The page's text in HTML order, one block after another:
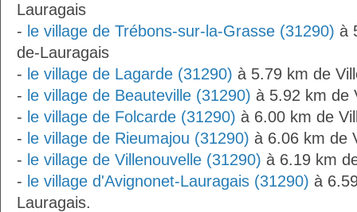
Lauragais
- le village de Trébons-sur-la-Grasse (31290) à
de-Lauragais
- le village de Lagarde (31290) à 5.79 km de
- le village de Beauteville (31290) à 5.92 km de
- le village de Folcarde (31290) à 6.00 km de
- le village de Rieumajou (31290) à 6.06 km de
- le village de Villenouvelle (31290) à 6.19 km
- le village d'Avignonet-Lauragais (31290) à
Lauragais.